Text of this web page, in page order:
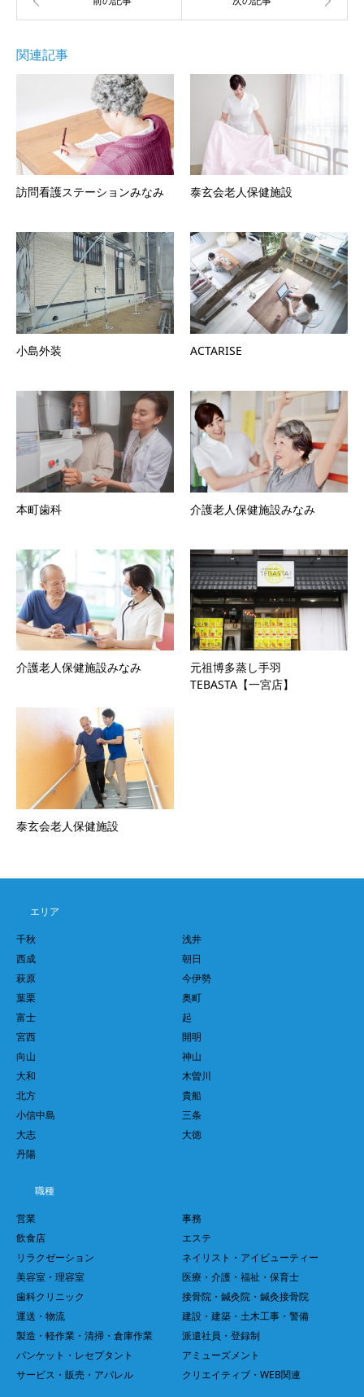
関連記事
訪問看護ステーションみなみ 泰玄会老人保健施設
小島外装 ACTARISE
本町歯科 介護老人保健施設みなみ
介護老人保健施設みなみ
元祖博多蒸し手羽
TEBASTA【一宮店】
泰玄会老人保健施設
エリア
千秋
浅井
西成
朝日
萩原
今伊勢
葉栗
奥町
富士
起
宮西
開明
向山
神山
大和
木曽川
北方
貴船
小信中島
三条
大志
大徳
丹陽
職種
営業
事務
飲食店
エステ
リラクゼーション
ネイリスト・アイビューティー
美容室・理容室
医療・介護・福祉・保育士
歯科クリニック
接骨院・鍼灸院・鍼灸接骨院
運送・物流
建設・建築・土木工事・警備
製造・軽作業・清掃・倉庫作業
派遣社員・登録制
パンケット・レセプタント
アミューズメント
サービス・販売・アパレル
クリエイティブ・WEB関連